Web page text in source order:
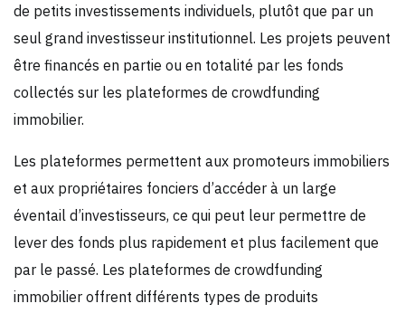
de petits investissements individuels, plutôt que par un
seul grand investisseur institutionnel. Les projets peuvent
être financés en partie ou en totalité par les fonds
collectés sur les plateformes de crowdfunding
immobilier.
Les plateformes permettent aux promoteurs immobiliers
et aux propriétaires fonciers d’accéder à un large
éventail d’investisseurs, ce qui peut leur permettre de
lever des fonds plus rapidement et plus facilement que
par le passé. Les plateformes de crowdfunding
immobilier offrent différents types de produits